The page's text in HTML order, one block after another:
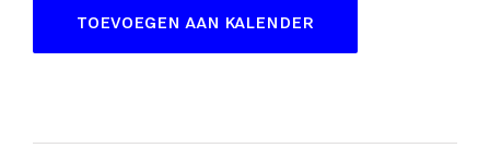
TOEVOEGEN AAN KALENDER